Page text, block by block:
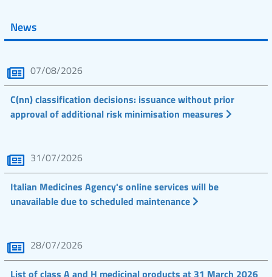
News
07/08/2026
C(nn) classification decisions: issuance without prior
approval of additional risk minimisation measures
31/07/2026
Italian Medicines Agency's online services will be
unavailable due to scheduled maintenance
28/07/2026